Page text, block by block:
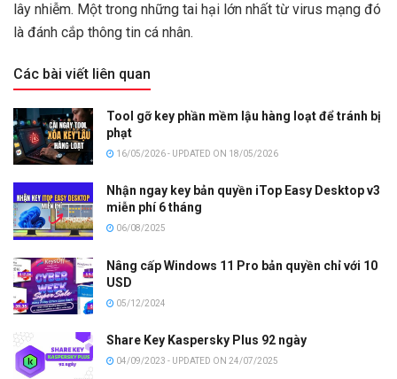
lây nhiễm. Một trong những tai hại lớn nhất từ virus mạng đó
là đánh cắp thông tin cá nhân.
Các bài viết liên quan
Tool gỡ key phần mềm lậu hàng loạt để tránh bị
phạt
16/05/2026 - UPDATED ON 18/05/2026
Nhận ngay key bản quyền iTop Easy Desktop v3
miễn phí 6 tháng
06/08/2025
Nâng cấp Windows 11 Pro bản quyền chỉ với 10
USD
05/12/2024
Share Key Kaspersky Plus 92 ngày
04/09/2023 - UPDATED ON 24/07/2025